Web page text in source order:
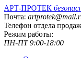
АРТ-ПРОТЕК
Почта:
Телефон отдела
Режим работы:
ПН-ПТ 9:00-18:00